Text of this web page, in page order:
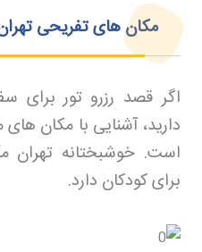
مکان های تفریحی
اگر قصد رزرو تور برای
دارید، آشنایی با مکان
است. خوشبختانه تهران
برای کودکان دارد.